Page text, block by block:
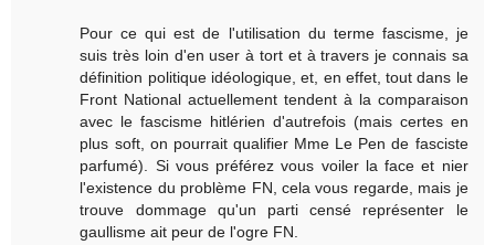
Pour ce qui est de l'utilisation du terme fascisme, je
suis très loin d'en user à tort et à travers je connais sa
définition politique idéologique, et, en effet, tout dans le
Front National actuellement tendent à la comparaison
avec le fascisme hitlérien d'autrefois (mais certes en
plus soft, on pourrait qualifier Mme Le Pen de fasciste
parfumé). Si vous préférez vous voiler la face et nier
l'existence du problème FN, cela vous regarde, mais je
trouve dommage qu'un parti censé représenter le
gaullisme ait peur de l'ogre FN.